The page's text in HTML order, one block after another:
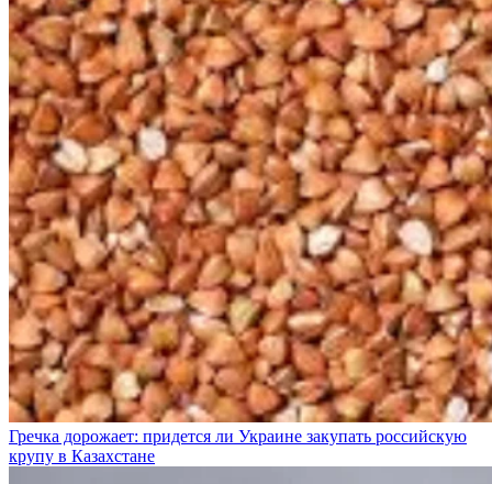
Гречка дорожает: придется ли Украине закупать российскую
крупу в Казахстане